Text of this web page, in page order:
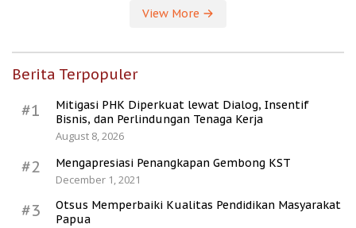
View More
Berita Terpopuler
#1
Mitigasi PHK Diperkuat lewat Dialog, Insentif
Bisnis, dan Perlindungan Tenaga Kerja
August 8, 2026
#2
Mengapresiasi Penangkapan Gembong KST
December 1, 2021
#3
Otsus Memperbaiki Kualitas Pendidikan Masyarakat
Papua